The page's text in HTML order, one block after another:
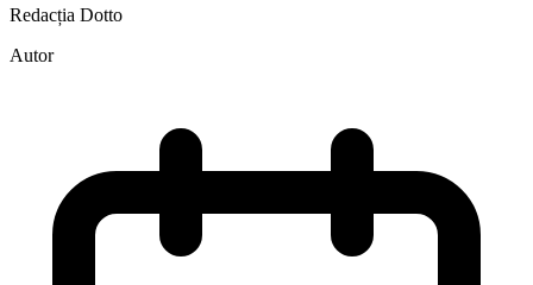
Redacția Dotto
Autor